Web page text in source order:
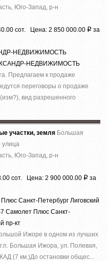
Юго-Запад, р-н
сот. Цена: 2 850 000.00 Р за
НЕДВИЖИМОСТЬ
НЕДВИЖИМОСТЬ
Предлагаем к продаже
переговоры о продаже
вид разрешенного
участки, земля Большая
улица
Юго-Запад, р-н
сот. Цена: 2 900 000.00 Р за
Санкт-Петербург Лиговский
Самолет Плюс Санкт-
пр-кт
Ижоре в одном из лучших
Большая Ижора, ул. Полевая,
(7 км.)До остановки общес...